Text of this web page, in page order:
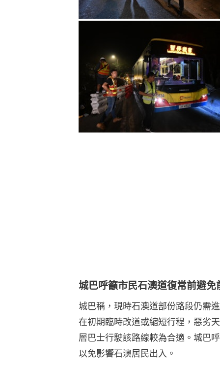
城巴呼籲市民石澳道復常前避免
城巴稱，現時石澳道部份路段仍需
在初期臨時改道或縮短行程，惡劣
層巴士行駛該路線較為合適。城巴
以免影響石澳居民出入。